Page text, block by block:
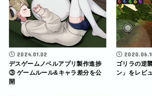
2024.01.02
デスゲームノベルアプリ製作進捗
③ ゲームルール&キャラ差分を公
開
ゴリラの逆
ン」をレビ